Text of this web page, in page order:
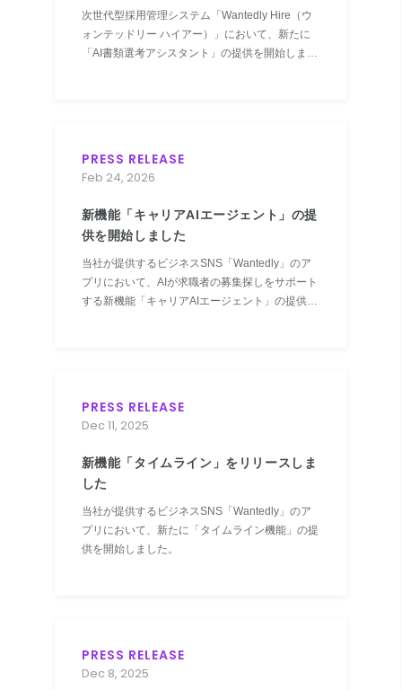
提供開始しました
次世代型採用管理システム「Wantedly Hire（ウ
ォンテッドリー ハイアー）」において、新たに
「AI書類選考アシスタント」の提供を開始しまし
PRESS RELEASE
Feb 24, 2026
新機能「キャリアAIエージェント」の提
供を開始しました
当社が提供するビジネスSNS「Wantedly」のア
プリにおいて、AIが求職者の募集探しをサポート
する新機能「キャリアAIエージェント」の提供を
PRESS RELEASE
Dec 11, 2025
新機能「タイムライン」をリリースしま
した
当社が提供するビジネスSNS「Wantedly」のア
プリにおいて、新たに「タイムライン機能」の提
供を開始しました。
PRESS RELEASE
Dec 8, 2025